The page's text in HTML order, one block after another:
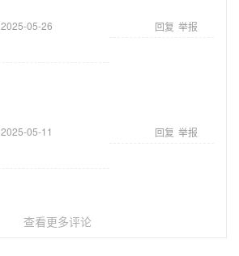
2025-05-26
回复 举报
2025-05-11
回复 举报
查看更多评论